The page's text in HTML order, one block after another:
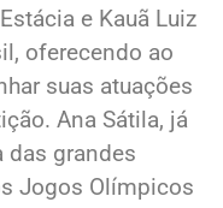
e Kauã Luiz
oferecendo ao
suas atuações
Ana Sátila, já
das grandes
Jogos Olímpicos